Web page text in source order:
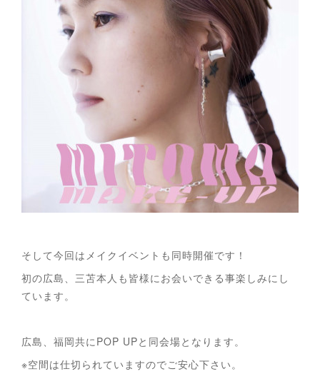
そして今回はメイクイベントも同時開催です！
初の広島、三苫本人も皆様にお会いできる事楽しみにし
ています。
広島、福岡共にPOP UPと同会場となります。
※空間は仕切られていますのでご安心下さい。